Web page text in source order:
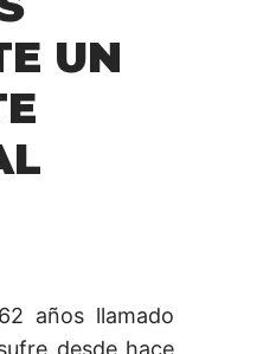
UN
años llamado